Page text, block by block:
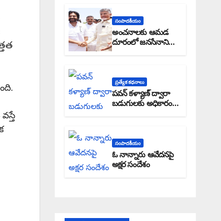
సంపాదకీయం
అంచనాలకు ఆమడ
దూరంలో జనసేనాని?:
అక్షర సందేశం
ప్రత్యేక కధనాలు
పవన్ కళ్యాణ్ ద్వారా
బడుగులకు అధికారం
సంపాదకీయం
ఓ నాన్నారు ఆవేదనపై
అక్షర సందేశం